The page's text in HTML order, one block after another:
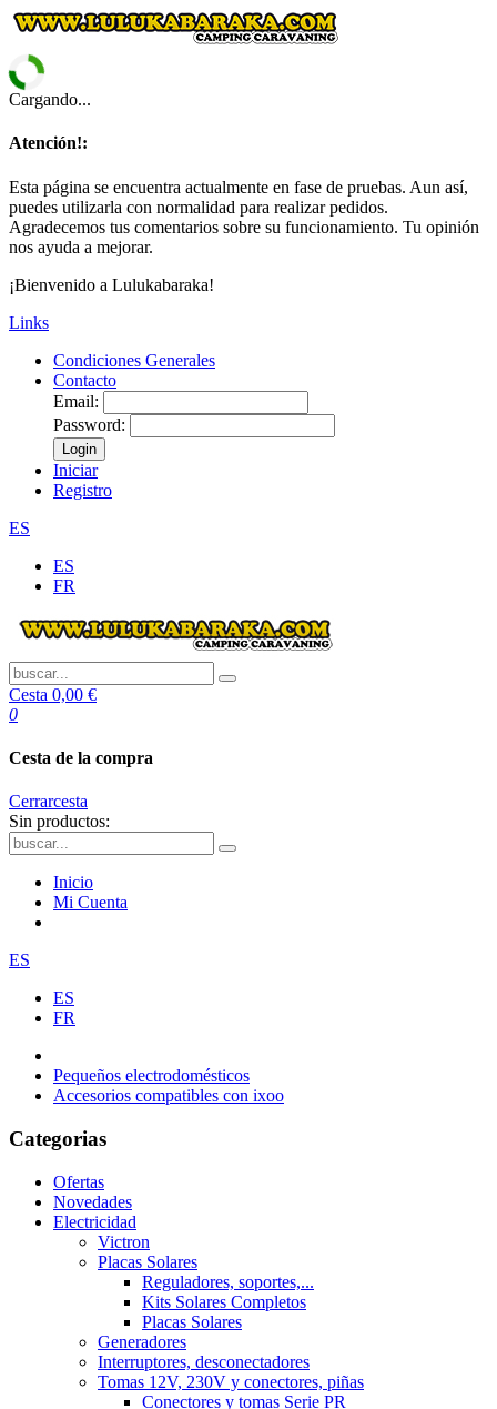
Cargando...
Atención!:
Esta página se encuentra actualmente en fase de pruebas. Aun así,
puedes utilizarla con normalidad para realizar pedidos.
Agradecemos tus comentarios sobre su funcionamiento. Tu opinión
nos ayuda a mejorar.
¡Bienvenido a Lulukabaraka!
Links
Condiciones Generales
Contacto
Email:
Password:
Login
Iniciar
Registro
ES
ES
FR
Cesta 0,00 €
0
Cesta de la compra
Cerrarcesta
Sin productos:
Inicio
Mi Cuenta
ES
ES
FR
Pequeños electrodomésticos
Accesorios compatibles con ixoo
Categorias
Ofertas
Novedades
Electricidad
Victron
Placas Solares
Reguladores, soportes,...
Kits Solares Completos
Placas Solares
Generadores
Interruptores, desconectadores
Tomas 12V, 230V y conectores, piñas
Conectores y tomas Serie PR